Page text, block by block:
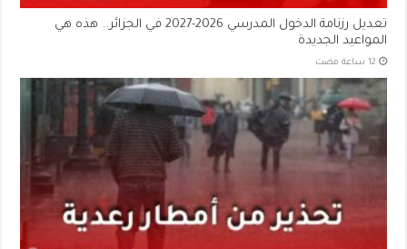
تعديل رزنامة الدخول المدرسي 2026-2027 في الجزائر.. هذه هي
المواعيد الجديدة